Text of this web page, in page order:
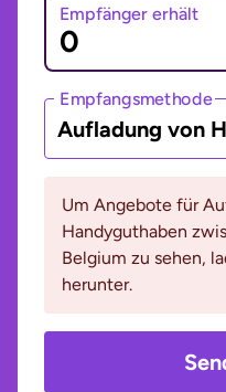
Empfänger erhält
Empfangsmethode
Aufladung von
Um Angebote für
Handyguthaben
Belgium zu sehen,
herunter.